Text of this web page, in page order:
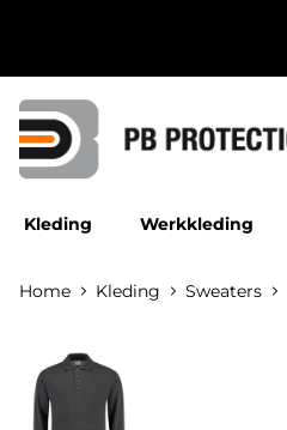
Kleding Werkkleding
Home Kleding Sweaters